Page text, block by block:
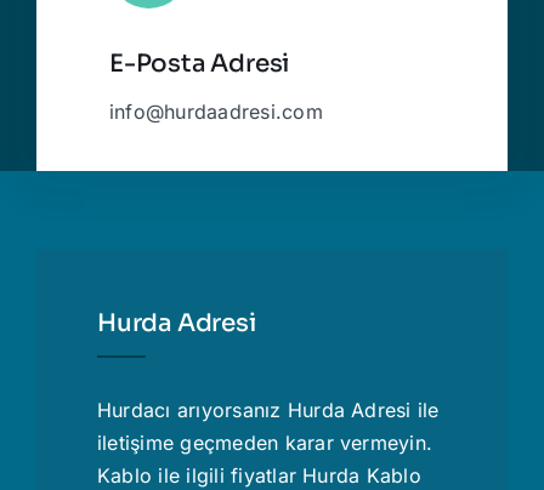
E-Posta Adresi
info@hurdaadresi.com
Hurda Adresi
Hurdacı arıyorsanız Hurda Adresi ile
iletişime geçmeden karar vermeyin.
Kablo ile ilgili fiyatlar Hurda Kablo